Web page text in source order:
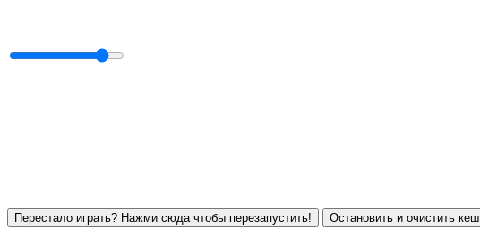
Перестало играть? Нажми сюда чтобы перезапустить! Остановить и очистить кеш.